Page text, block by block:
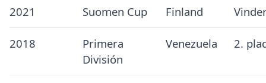
2021 Suomen Cup Finland
2018
Primera
División
Venezuela 2.